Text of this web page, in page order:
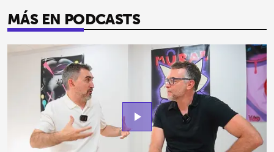
MÁS EN PODCASTS
play_arrow